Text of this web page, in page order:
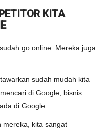
KITA
go online. Mereka juga
sudah mudah kita
di Google, bisnis
di Google.
mereka, kita sangat